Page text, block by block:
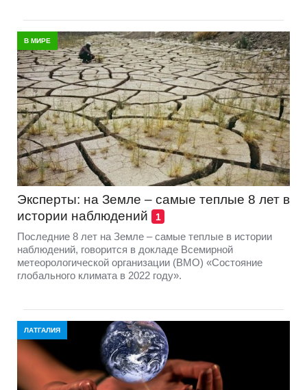
В МИРЕ
Эксперты: на Земле – самые теплыe 8 лет в
истории наблюдений
1
Последние 8 лет на Земле – самыe теплыe в истории
наблюдений, говорится в докладе Всемирной
метеорологической организации (ВМО) «Состояние
глобального климата в 2022 году».
ЛАТГАЛИЯ